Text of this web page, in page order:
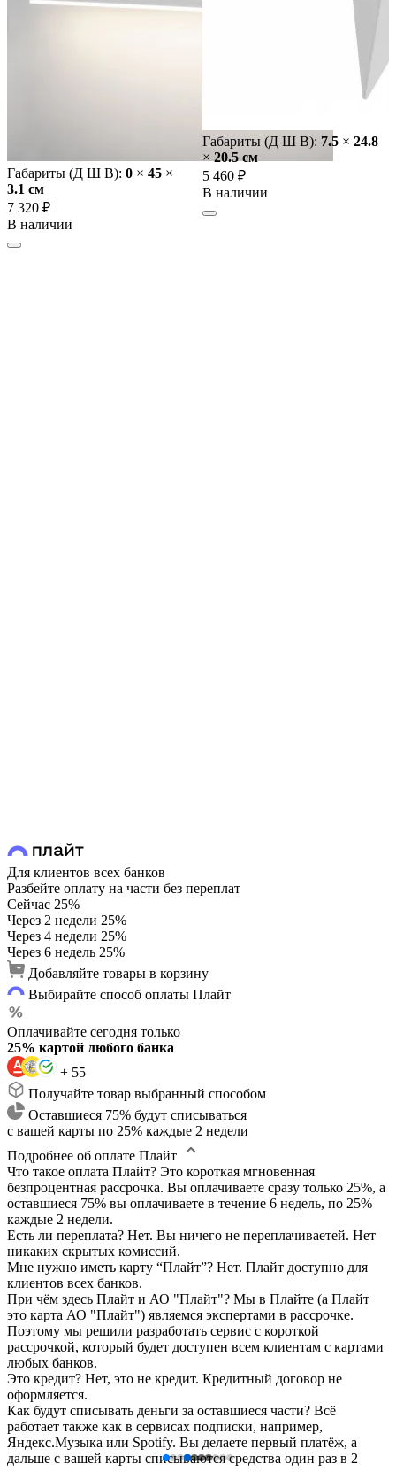
Габариты (Д Ш В): 0 × 45 ×
3.1 cм
7 320 ₽
В наличии
Габариты (Д Ш В): 7.5 × 24.8
× 20.5 cм
5 460 ₽
В наличии
Для клиентов всех банков
Разбейте оплату на части без переплат
Сейчас 25%
Через 2 недели 25%
Через 4 недели 25%
Через 6 недель 25%
Добавляйте товары в корзину
Выбирайте способ оплаты Плайт
Оплачивайте сегодня только
25% картой любого банка
+ 55
Получайте товар выбранный способом
Оставшиеся 75% будут списываться
с вашей карты по 25% каждые 2 недели
Подробнее об оплате Плайт
Что такое оплата Плайт? Это короткая мгновенная
безпроцентная рассрочка. Вы оплачиваете сразу только 25%, а
оставшиеся 75% вы оплачиваете в течение 6 недель, по 25%
каждые 2 недели.
Есть ли переплата? Нет. Вы ничего не переплачиваетей. Нет
никаких скрытых комиссий.
Мне нужно иметь карту “Плайт”? Нет. Плайт доступно для
клиентов всех банков.
При чём здесь Плайт и АО "Плайт"? Мы в Плайте (а Плайт
это карта АО "Плайт") являемся экспертами в рассрочке.
Поэтому мы решили разработать сервис с короткой
рассрочкой, который будет доступен всем клиентам с картами
любых банков.
Это кредит? Нет, это не кредит. Кредитный договор не
оформляется.
Как будут списывать деньги за оставшиеся части? Всё
работает также как в сервисах подписки, например,
Яндекс.Музыка или Spotify. Вы делаете первый платёж, а
дальше с вашей карты списываются средства один раз в 2